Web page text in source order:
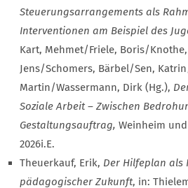
Steuerungsarrangements als
Interventionen am Beispiel des
Kart, Mehmet/Friele, Boris/
Jens/Schomers, Bärbel/Sen,
Martin/Wassermann, Dirk (Hg.),
Soziale Arbeit – Zwischen
Gestaltungsauftrag, Weinheim
2026i.E.
Theuerkauf, Erik, Der Hilfeplan als
pädagogischer Zukunft, in: